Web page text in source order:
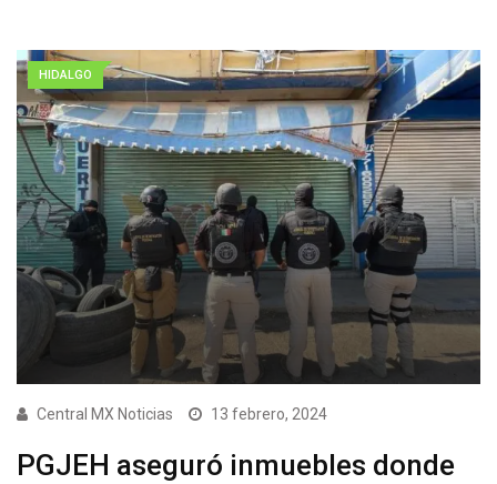
HIDALGO
Central MX Noticias 13 febrero, 2024
PGJEH aseguró inmuebles donde